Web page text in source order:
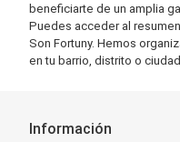
beneficiarte de un amplia
Puedes acceder al
Son Fortuny. Hemos
en tu barrio, distrito o
Información